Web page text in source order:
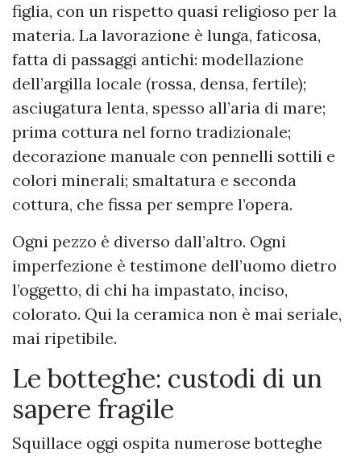
figlia, con un rispetto quasi religioso per la
materia. La lavorazione è lunga, faticosa,
fatta di passaggi antichi: modellazione
dell’argilla locale (rossa, densa, fertile);
asciugatura lenta, spesso all’aria di mare;
prima cottura nel forno tradizionale;
decorazione manuale con pennelli sottili e
colori minerali; smaltatura e seconda
cottura, che fissa per sempre l’opera.
Ogni pezzo è diverso dall’altro. Ogni
imperfezione è testimone dell’uomo dietro
l’oggetto, di chi ha impastato, inciso,
colorato. Qui la ceramica non è mai seriale,
mai ripetibile.
Le botteghe: custodi di un
sapere fragile
Squillace oggi ospita numerose botteghe